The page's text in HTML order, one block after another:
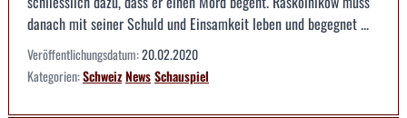
danach mit seiner Schuld und Einsamkeit leben und begegnet ...
Veröffentlichungsdatum:20.02.2020
Kategorien:SchweizNewsSchauspiel